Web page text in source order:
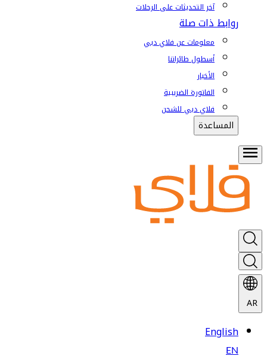
آخر التحديثات على الرحلات
روابط ذات صلة
معلومات عن فلاي دبي
أسطول طائراتنا
الأخبار
الفاتورة الضريبية
فلاي دبي للشحن
المساعدة
AR
English
EN